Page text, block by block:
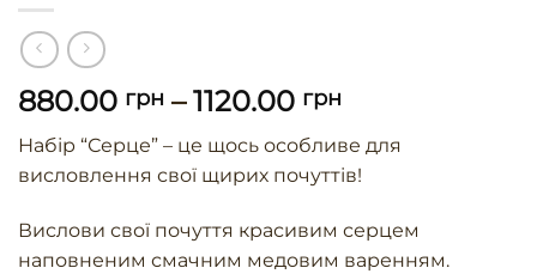
880.00 грн –1120.00 грн
Набір “Серце” – це щось особливе для
висловлення свої щирих почуттів!
Вислови свої почуття красивим серцем
наповненим смачним медовим варенням.